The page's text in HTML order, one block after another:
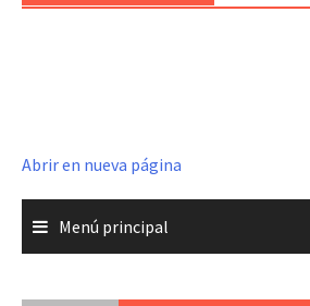
Abrir en nueva página
Menú principal